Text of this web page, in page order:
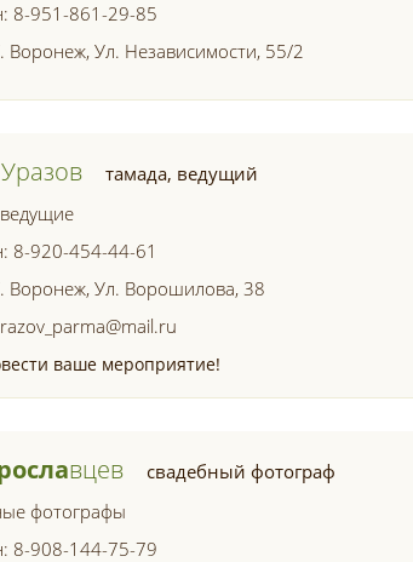
8-951-861-29-85
Воронеж, Ул. Независимости, 55/2
тамада, ведущий
8-920-454-44-61
Воронеж, Ул. Ворошилова, 38
ваше мероприятие!
Вцев
свадебный фотограф
фотографы
8-908-144-75-79